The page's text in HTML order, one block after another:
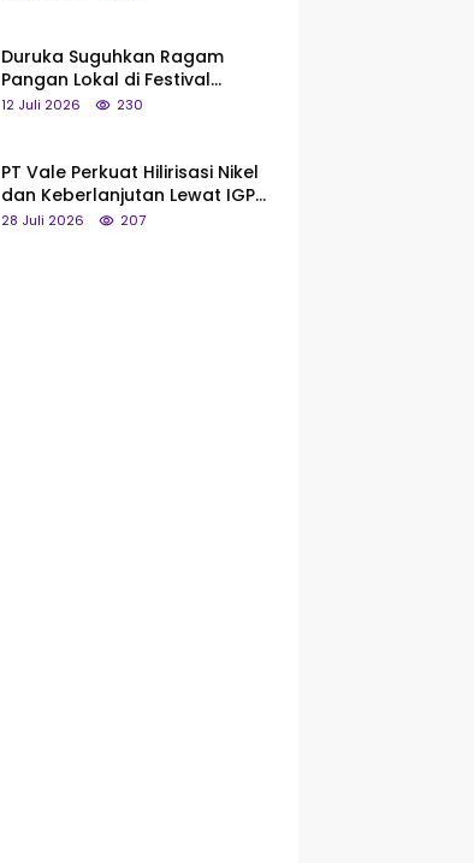
Duruka Suguhkan Ragam
Pangan Lokal di Festival
Liangkobhori, Dari Umbi Rebus
12 Juli 2026 230
PT Vale Perkuat Hilirisasi Nikel
dan Keberlanjutan Lewat IGP
Morowali
28 Juli 2026 207